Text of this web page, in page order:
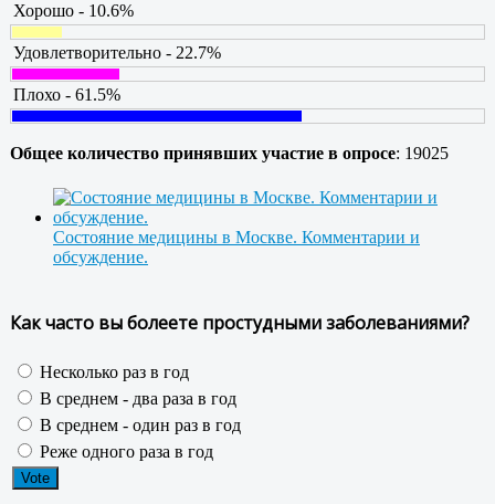
Хорошо - 10.6%
Удовлетворительно - 22.7%
Плохо - 61.5%
Общее количество принявших участие в опросе: 19025
Состояние медицины в Москве. Комментарии и
обсуждение.
Как часто вы болеете простудными заболеваниями?
Несколько раз в год
В среднем - два раза в год
В среднем - один раз в год
Реже одного раза в год